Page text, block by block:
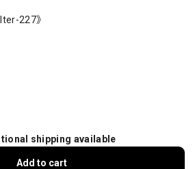
227》
shipping available
Add to cart